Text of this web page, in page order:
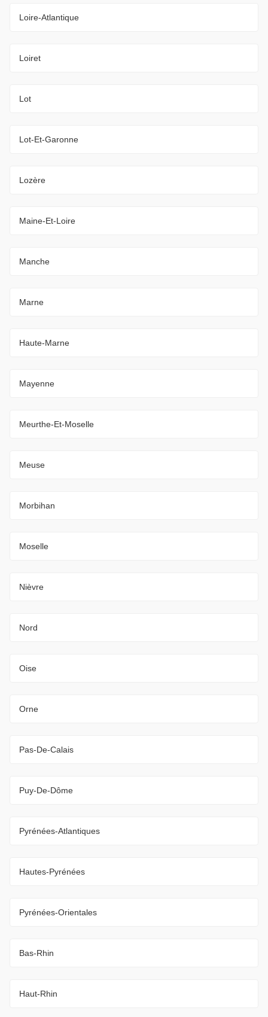
Loire-Atlantique
Loiret
Lot
Lot-Et-Garonne
Lozère
Maine-Et-Loire
Manche
Marne
Haute-Marne
Mayenne
Meurthe-Et-Moselle
Meuse
Morbihan
Moselle
Nièvre
Nord
Oise
Orne
Pas-De-Calais
Puy-De-Dôme
Pyrénées-Atlantiques
Hautes-Pyrénées
Pyrénées-Orientales
Bas-Rhin
Haut-Rhin